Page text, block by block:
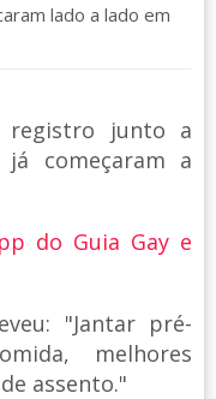
lado a lado em
registro junto a
começaram a
do Guia Gay e
"Jantar pré-
melhores
assento."